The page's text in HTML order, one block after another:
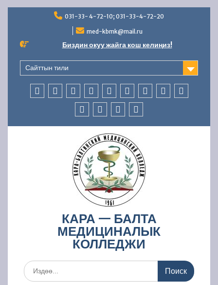
031-33- 4-72-10; 031-33-4-72-20
med-kbmk@mail.ru
Биздин окуу жайга кош келиңиз!
Сайттын тили
КОЛЛЕДЖ
ЖӨНҮНДӨ
АБИТУРИЕНТТЕРГЕ
СТУДЕНТТЕРГЕ
МАМЛЕКЕТТИК
АККРЕДИТАЦИЯ
ББСК
БӨЛҮМҮ
УСУЛДУК
ИШ
БӨЛҮМҮЧАРБАЛЫК
ИШМЕРДҮҮЛҮК
КАРА — БАЛТА
МЕДИЦИНАЛЫК
КОЛЛЕДЖИ
Поиск
по: